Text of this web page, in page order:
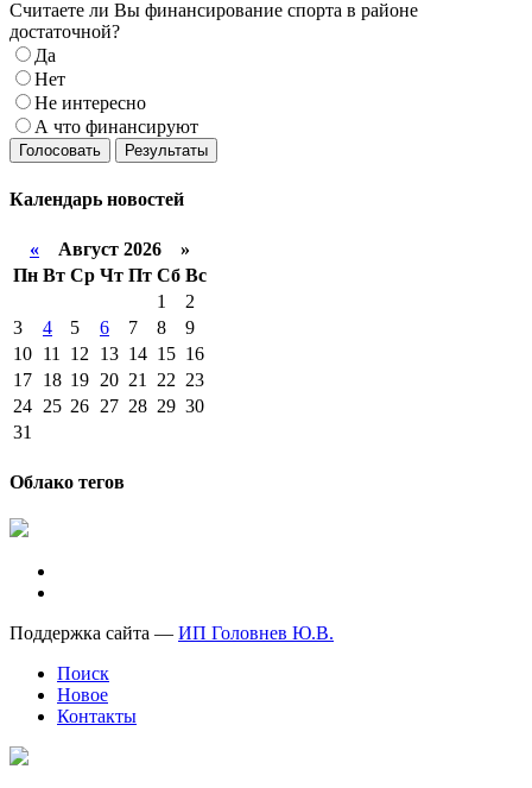
Считаете ли Вы финансирование спорта в районе
достаточной?
Да
Нет
Не интересно
А что финансируют
Голосовать Результаты
Календарь новостей
« Август 2026 »
Пн Вт Ср Чт Пт Сб Вс
1
2
3
4 5 6 7 8
9
10 11 12 13 14 15 16
17 18 19 20 21 22 23
24 25 26 27 28 29 30
31
Облако тегов
Поддержка сайта — ИП Головнев Ю.В.
Поиск
Новое
Контакты